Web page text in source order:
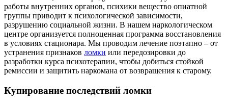
работы внутренних органов, психики вещество опиатной
группы приводит к психологической зависимости,
разрушению социальной жизни. В нашем наркологическом
центре организуется полноценная программа восстановления
в условиях стационара. Мы проводим лечение поэтапно – от
устранения признаков ломки или передозировки до
разработки курса психотерапии, чтобы добиться стойкой
ремиссии и защитить наркомана от возвращения к старому.
Купирование последствий ломки